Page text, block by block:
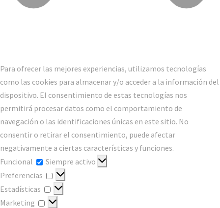
Para ofrecer las mejores experiencias, utilizamos tecnologías
como las cookies para almacenar y/o acceder a la información del
dispositivo. El consentimiento de estas tecnologías nos
permitirá procesar datos como el comportamiento de
navegación o las identificaciones únicas en este sitio. No
consentir o retirar el consentimiento, puede afectar
negativamente a ciertas características y funciones.
Funcional
Funcional
Siempre activo
Preferencias
Preferencias
Estadísticas
Estadísticas
Marketing
Marketing